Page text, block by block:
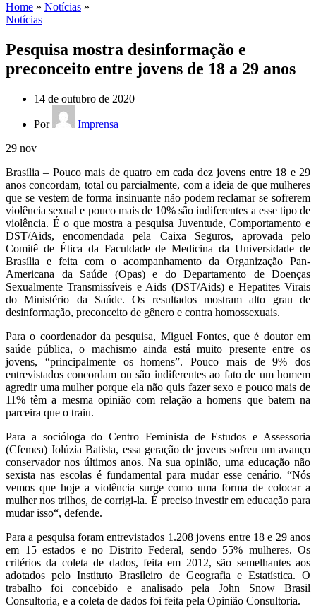
Home » Notícias »
Notícias
Pesquisa mostra desinformação e
preconceito entre jovens de 18 a 29 anos
14 de outubro de 2020
Por
Imprensa
29 nov
Brasília – Pouco mais de quatro em cada dez jovens entre 18 e 29
anos concordam, total ou parcialmente, com a ideia de que mulheres
que se vestem de forma insinuante não podem reclamar se sofrerem
violência sexual e pouco mais de 10% são indiferentes a esse tipo de
violência. É o que mostra a pesquisa Juventude, Comportamento e
DST/Aids, encomendada pela Caixa Seguros, aprovada pelo
Comitê de Ética da Faculdade de Medicina da Universidade de
Brasília e feita com o acompanhamento da Organização Pan-
Americana da Saúde (Opas) e do Departamento de Doenças
Sexualmente Transmissíveis e Aids (DST/Aids) e Hepatites Virais
do Ministério da Saúde. Os resultados mostram alto grau de
desinformação, preconceito de gênero e contra homossexuais.
Para o coordenador da pesquisa, Miguel Fontes, que é doutor em
saúde pública, o machismo ainda está muito presente entre os
jovens, “principalmente os homens”. Pouco mais de 9% dos
entrevistados concordam ou são indiferentes ao fato de um homem
agredir uma mulher porque ela não quis fazer sexo e pouco mais de
11% têm a mesma opinião com relação a homens que batem na
parceira que o traiu.
Para a socióloga do Centro Feminista de Estudos e Assessoria
(Cfemea) Jolúzia Batista, essa geração de jovens sofreu um avanço
conservador nos últimos anos. Na sua opinião, uma educação não
sexista nas escolas é fundamental para mudar esse cenário. “Nós
vemos que hoje a violência surge como uma forma de colocar a
mulher nos trilhos, de corrigi-la. É preciso investir em educação para
mudar isso“, defende.
Para a pesquisa foram entrevistados 1.208 jovens entre 18 e 29 anos
em 15 estados e no Distrito Federal, sendo 55% mulheres. Os
critérios da coleta de dados, feita em 2012, são semelhantes aos
adotados pelo Instituto Brasileiro de Geografia e Estatística. O
trabalho foi concebido e analisado pela John Snow Brasil
Consultoria, e a coleta de dados foi feita pela Opinião Consultoria.